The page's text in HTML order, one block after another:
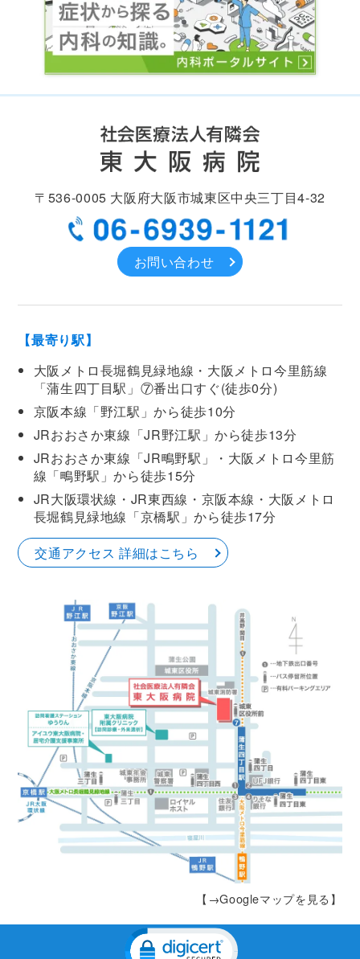
〒536-0005 大阪府大阪市城東区中央三丁目4-32
お問い合わせ
【最寄り駅】
大阪メトロ長堀鶴見緑地線・大阪メトロ今里筋線
「蒲生四丁目駅」⑦番出口すぐ(徒歩0分)
京阪本線「野江駅」から徒歩10分
JRおおさか東線「JR野江駅」から徒歩13分
JRおおさか東線「JR鴫野駅」・大阪メトロ今里筋
線「鴫野駅」から徒歩15分
JR大阪環状線・JR東西線・京阪本線・大阪メトロ
長堀鶴見緑地線「京橋駅」から徒歩17分
交通アクセス 詳細はこちら
【→Googleマップを見る】
Click to open certificate